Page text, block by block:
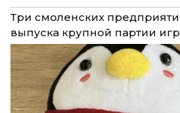
Три смоленских
выпуска крупной партии